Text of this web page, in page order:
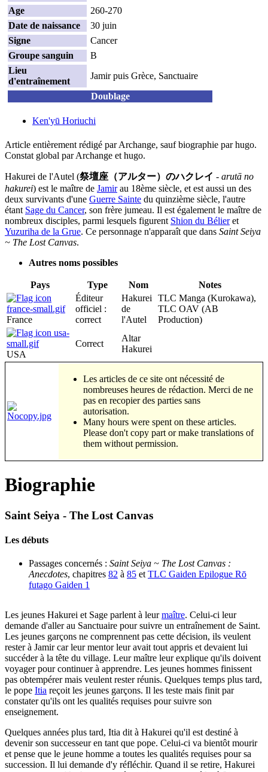
Age
260-270
Date de naissance
30 juin
Signe
Cancer
Groupe sanguin
B
Lieu
d'entraînement
Jamir puis Grèce, Sanctuaire
Doublage
Ken'yū Horiuchi
Article entièrement rédigé par Archange, sauf biographie par hugo.
Constat global par Archange et hugo.
Hakurei de l'Autel (祭壇座（アルター）のハクレイ - arutā no
hakurei) est le maître de Jamirau 18ème siècle, et est aussi un des
deux survivants d'une Guerre Sainte du quinzième siècle, l'autre
étant Sage du Cancer, son frère jumeau. Il est également le maître de
nombreux disciples, parmi lesquels figurent Shion du Bélieret
Yuzuriha de la Grue. Ce personnage n'apparaît que dans Saint Seiya
~ The Lost Canvas.
Autres noms possibles
Pays Type Nom Notes
France
Éditeur
officiel :
correct
Hakurei
de
l'Autel
TLC Manga (Kurokawa),
TLC OAV (AB
Production)
USA
Correct
Altar
Hakurei
Les articles de ce site ont nécessité de
nombreuses heures de rédaction. Merci de ne
pas en recopier des parties sans
autorisation.
Many hours were spent on these articles.
Please don't copy part or make translations of
them without permission.
Biographie
Saint Seiya - The Lost Canvas
Les débuts
Passages concernés : Saint Seiya ~ The Lost Canvas :
Anecdotes, chapitres 82 à 85 et TLC Gaiden Epilogue Rō
futago Gaiden 1
Les jeunes Hakurei et Sage parlent à leurmaître. Celui-ci leur
demande d'aller au Sanctuaire pour suivre un entraînement de Saint.
Les jeunes garçons ne comprennent pas cette décision, ils veulent
rester à Jamir car leur mentor leur avait tout appris et devaient lui
succéder à la tête du village. Leur maître leur explique qu'ils doivent
voyager pour continuer à apprendre. Les jeunes hommes finissent
pas obtempérer mais veulent rester réunis. Quelques temps plus tard,
le pope Itia reçoit les jeunes garçons. Il les teste mais finit par
constater qu'ils ont les qualités requises pour suivre son
enseignement.
Quelques années plus tard, Itia dit à Hakurei qu'il est destiné à
devenir son successeur en tant que pope. Celui-ci va bientôt mourir
et pense que le jeune homme a toutes les qualités requises pour sa
succession. Il lui demande d'y réfléchir. Quand il se retire, Hakurei